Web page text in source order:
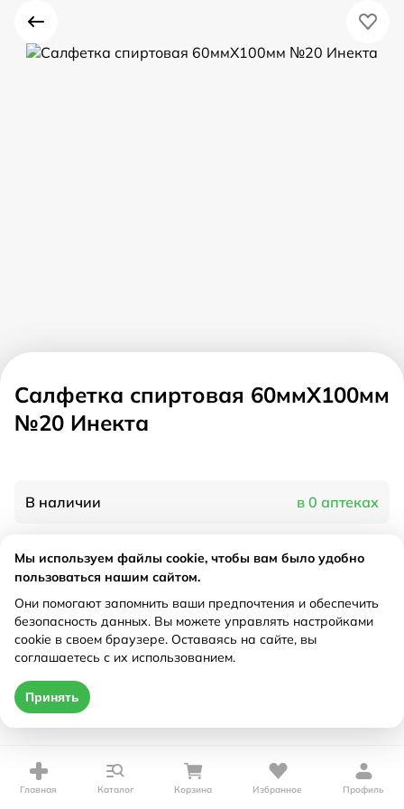
Салфетка спиртовая 60ммX100мм
№20 Инекта
В наличии в 0 аптеках
Характеристики
Рецепт Не требуется
Цена действительна только при оформлении онлайн
Главная Каталог Корзина Избранное Профиль
Мы используем файлы cookie, чтобы вам было удобно
пользоваться нашим сайтом.
Они помогают запомнить ваши предпочтения и обеспечить
безопасность данных. Вы можете управлять настройками
cookie в своем браузере. Оставаясь на сайте, вы
соглашаетесь с их использованием.
Принять